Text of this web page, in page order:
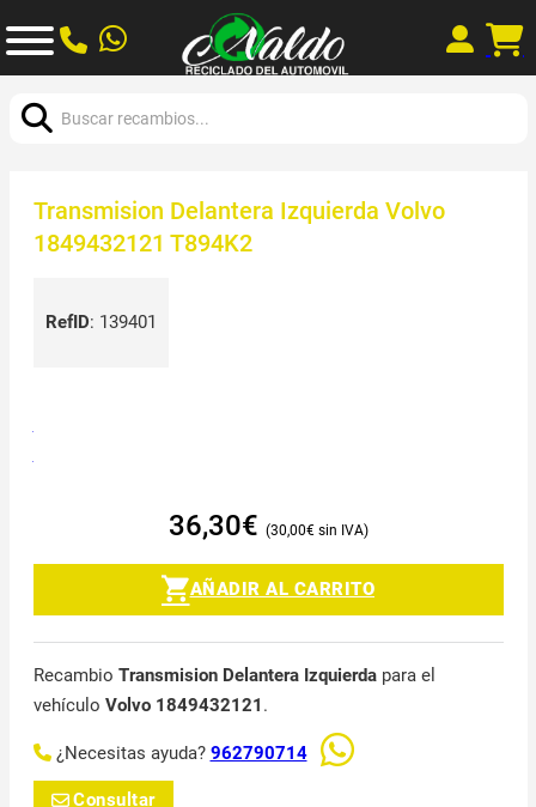
Transmision Delantera Izquierda Volvo
1849432121 T894K2
RefID: 139401
36,30€ 30,00€
AÑADIR AL CARRITO
Recambio Transmision Delantera Izquierdapara el
vehículo Volvo 1849432121 .
¿Necesitas ayuda? 962790714
Consultar